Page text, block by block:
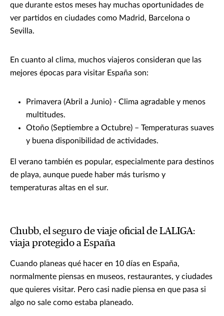
que durante estos meses hay muchas oportunidades de
ver partidos en ciudades como Madrid, Barcelona o
Sevilla.
En cuanto al clima, muchos viajeros consideran que las
mejores épocas para visitar España son:
Primavera (Abril a Junio) - Clima agradable y menos
multitudes.
Otoño (Septiembre a Octubre) – Temperaturas suaves
y buena disponibilidad de actividades.
El verano también es popular, especialmente para destinos
de playa, aunque puede haber más turismo y
temperaturas altas en el sur.
Chubb, el seguro de viaje oficial de LALIGA:
viaja protegido a España
Cuando planeas qué hacer en 10 días en España,
normalmente piensas en museos, restaurantes, y ciudades
que quieres visitar. Pero casi nadie piensa en que pasa si
algo no sale como estaba planeado.